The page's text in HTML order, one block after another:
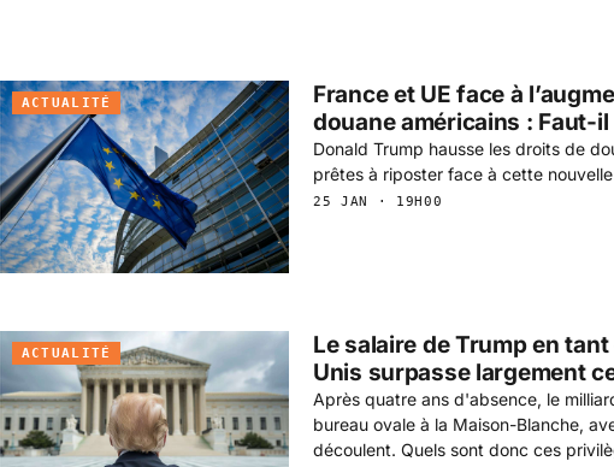
ACTUALITÉ
France et UE face à
douane américains : Faut-
Donald Trump hausse les droits de
prêtes à riposter face à cette
25 JAN · 19H00
ACTUALITÉ
Le salaire de Trump en
Unis surpasse largement
Après quatre ans d'absence, le
bureau ovale à la Maison-Blanche,
découlent. Quels sont donc ces